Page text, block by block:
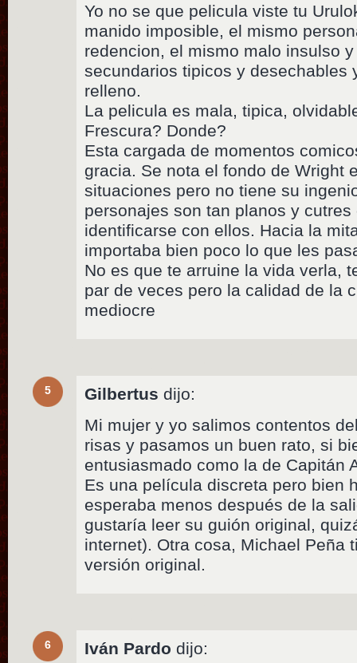
Yo no se que pelicula viste tu
manido imposible, el mismo
redencion, el mismo malo insulso
secundarios tipicos y desechables
relleno.
La pelicula es mala, tipica,
Frescura? Donde?
Esta cargada de momentos
gracia. Se nota el fondo de Wright
situaciones pero no tiene su
personajes son tan planos y
identificarse con ellos. Hacia la
importaba bien poco lo que les
No es que te arruine la vida verla,
par de veces pero la calidad de la
mediocre
5 Gilbertus dijo:
Mi mujer y yo salimos contentos
risas y pasamos un buen rato, si
entusiasmado como la de Capitán
Es una película discreta pero bien
esperaba menos después de la
gustaría leer su guión original,
internet). Otra cosa, Michael Peña
versión original.
6 Iván Pardo dijo: